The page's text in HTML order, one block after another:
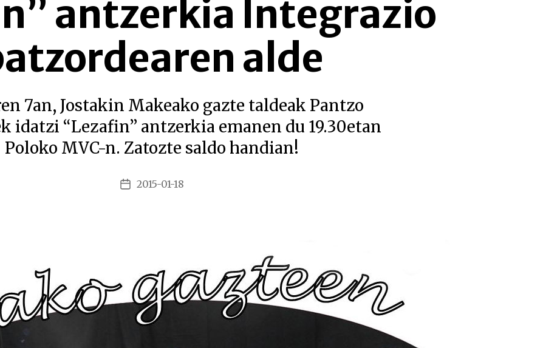
antzerkia Integrazio
alde
7an, Jostakin Makeako gazte taldeak Pantzo
idatzi “Lezafin” antzerkia emanen du 19.30etan
Poloko MVC-n. Zatozte saldo handian!
Argitalpenaren
2015-01-18